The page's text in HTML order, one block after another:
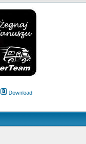
Download